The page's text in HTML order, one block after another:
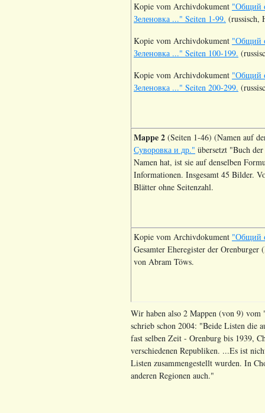
Kopie vom Archivdokument "Общий
Зеленовка ..." Seiten 1-99. (russisch,
Kopie vom Archivdokument "Общий
Зеленовка ..." Seiten 100-199.
Kopie vom Archivdokument "Общий
Зеленовка ..." Seiten 200-299.
Mappe 2 (Seiten 1-46) (Namen auf
Суворовка и др." übersetzt "Buch
Namen hat, ist sie auf denselben
Informationen. Insgesamt 45 Bilder.
Blätter ohne Seitenzahl.
Kopie vom Archivdokument "Общий
Gesamter Eheregister der
von Abram Töws.
Wir haben also 2 Mappen (von 9)
schrieb schon 2004: "Beide Listen die
fast selben Zeit - Orenburg bis 1939,
verschiedenen Republiken. ...Es ist
Listen zusammengestellt wurden. In
anderen Regionen auch."